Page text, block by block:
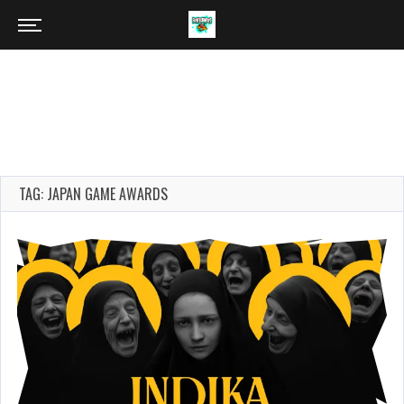
TAG: JAPAN GAME AWARDS